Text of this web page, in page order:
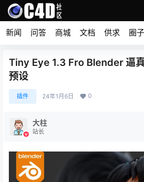
新闻 问答 商城 文档 供求 圈子
Tiny Eye 1.3 Fro Blender 逼
预设
插件 24年1月6日 0
大柱
站长